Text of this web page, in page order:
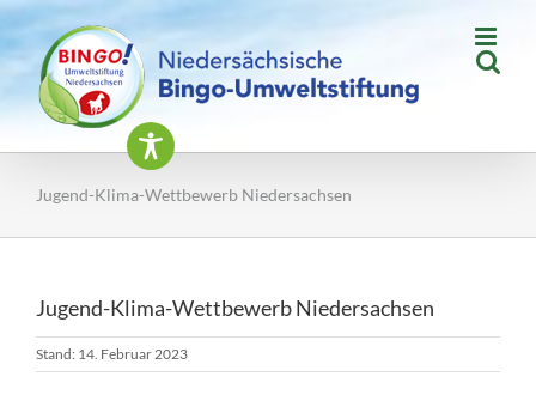
Zum
springen
Jugend-Klima-Wettbewerb Niedersachsen
Jugend-Klima-Wettbewerb Niedersachsen
Stand: 14. Februar 2023